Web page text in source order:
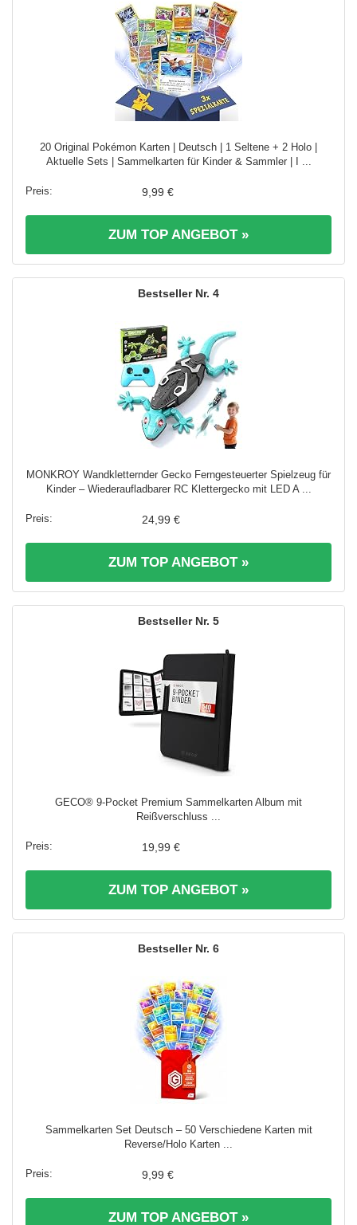
20 Original Pokémon Karten | Deutsch | 1 Seltene + 2 Holo |
Aktuelle Sets | Sammelkarten für Kinder & Sammler | I ...
9,99 €
ZUM TOP ANGEBOT »
4
MONKROY Wandkletternder Gecko Ferngesteuerter Spielzeug für
Kinder – Wiederaufladbarer RC Klettergecko mit LED A ...
24,99 €
ZUM TOP ANGEBOT »
5
GECO® 9-Pocket Premium Sammelkarten Album mit
Reißverschluss ...
19,99 €
ZUM TOP ANGEBOT »
6
Sammelkarten Set Deutsch – 50 Verschiedene Karten mit
Reverse/Holo Karten ...
9,99 €
ZUM TOP ANGEBOT »